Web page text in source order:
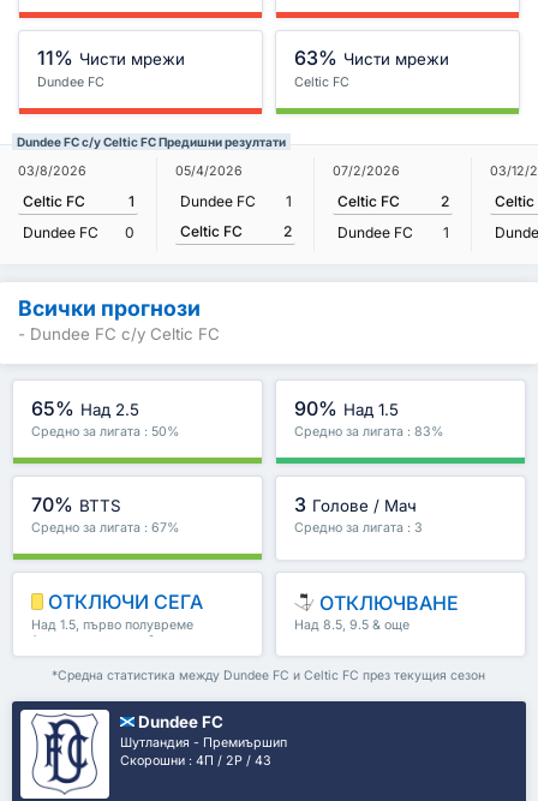
11% Чисти мрежи
Dundee FC
63% Чисти мрежи
Celtic FC
Dundee FC с/у Celtic FC Предишни резултати
03/8/2026
Celtic FC
1
Dundee FC
0
05/4/2026
Dundee FC
1
Celtic FC
2
07/2/2026
Celtic FC
2
Dundee FC
1
03/12/
Celtic
Всички прогнози
- Dundee FC с/у Celtic FC
65% Над 2.5
Средно за лигата : 50%
90% Над 1.5
Средно за лигата : 83%
70% BTTS
Средно за лигата : 67%
3 Голове / Мач
Средно за лигата : 3
ОТКЛЮЧИ СЕГА
Над 1.5, първо полувреме
/второ полувреме & още
ОТКЛЮЧВАНЕ
Над 8.5, 9.5 & още
*Средна статистика между Dundee FC и Celtic FC през текущия сезон
Dundee FC
Шутландия - Премиършип
Скорошни : 4П / 2P / 4З